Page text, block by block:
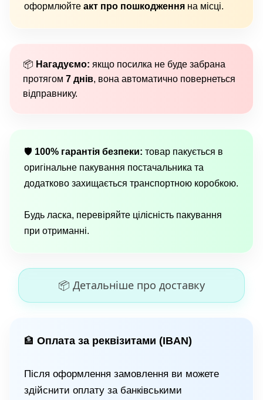
оформлюйте акт про пошкодження на місці.
📦 Нагадуємо: якщо посилка не буде забрана
протягом 7 днів, вона автоматично повернеться
відправнику.
🛡 100% гарантія безпеки: товар пакується в
оригінальне пакування постачальника та
додатково захищається транспортною коробкою.
Будь ласка, перевіряйте цілісність пакування
при отриманні.
📦 Детальніше про доставку
🏦 Оплата за реквізитами (IBAN)
Після оформлення замовлення ви можете
здійснити оплату за банківськими